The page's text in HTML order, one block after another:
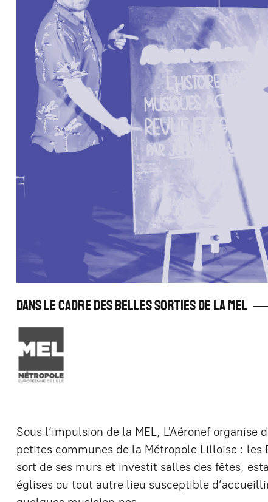
Dans le cadre des Belles Sorties de la MEL
Sous l’impulsion de la MEL, L'Aéronef organise
petites communes de la Métropole Lilloise : les
sort de ses murs et investit salles des fêtes,
églises ou tout autre lieu susceptible